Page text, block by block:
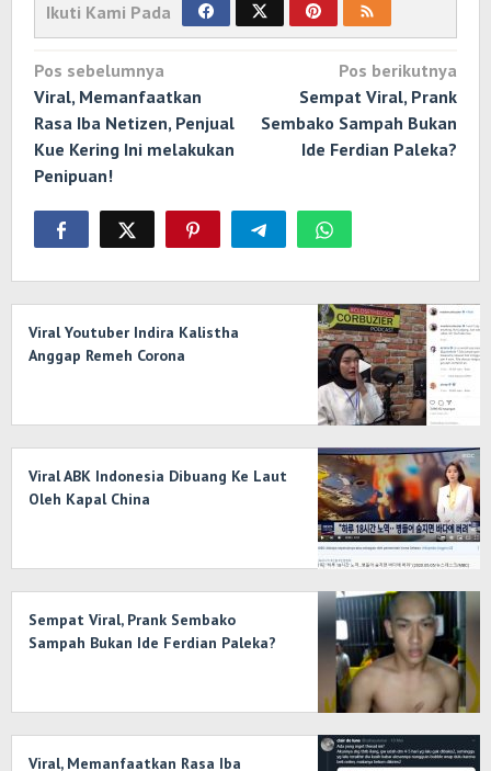
Ikuti Kami Pada
Navigasi
pos
Pos sebelumnya
Viral, Memanfaatkan
Rasa Iba Netizen, Penjual
Kue Kering Ini melakukan
Penipuan!
Pos berikutnya
Sempat Viral, Prank
Sembako Sampah Bukan
Ide Ferdian Paleka?
Viral Youtuber Indira Kalistha
Anggap Remeh Corona
Viral ABK Indonesia Dibuang Ke Laut
Oleh Kapal China
Sempat Viral, Prank Sembako
Sampah Bukan Ide Ferdian Paleka?
Viral, Memanfaatkan Rasa Iba